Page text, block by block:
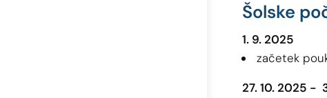
Šolske
1. 9. 2025
začetek
27. 10. 2025 -